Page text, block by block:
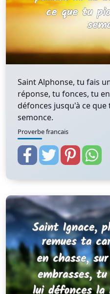
Saint Alphonse, tu fais
réponse, tu fonces, tu
défonces jusqu'à ce que
semonce.
Proverbe francais